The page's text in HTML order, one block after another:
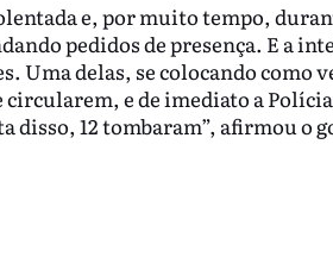
e, por muito tempo,
pedidos de presença. E a
Uma delas, se colocando como
circularem, e de imediato a
disso, 12 tombaram”, afirmou o